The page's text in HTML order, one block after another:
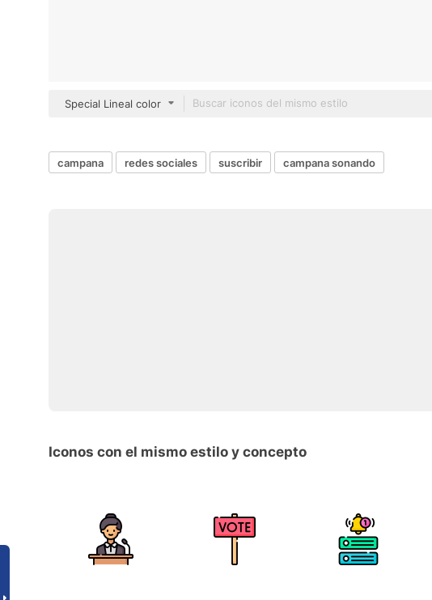
Special Lineal color
campana redes sociales suscribir campana sonando
Iconos con el mismo estilo y concepto